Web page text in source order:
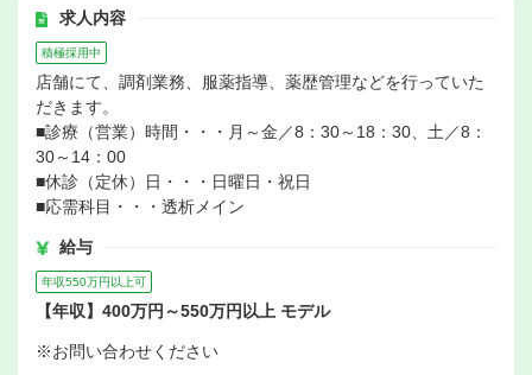
求人内容
積極採用中
店舗にて、調剤業務、服薬指導、薬歴管理などを行っていた
だきます。
■診療（営業）時間・・・月～金／8：30～18：30、土／8：
30～14：00
■休診（定休）日・・・日曜日・祝日
■応需科目・・・透析メイン
給与
年収550万円以上可
【年収】400万円～550万円以上 モデル
※お問い合わせください